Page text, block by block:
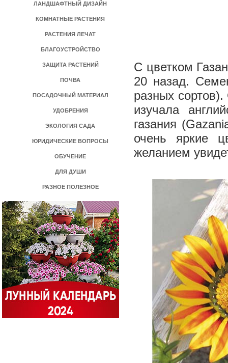
ЛАНДШАФТНЫЙ ДИЗАЙН
КОМНАТНЫЕ РАСТЕНИЯ
РАСТЕНИЯ ЛЕЧАТ
БЛАГОУСТРОЙСТВО
ЗАЩИТА РАСТЕНИЙ
ПОЧВА
ПОСАДОЧНЫЙ МАТЕРИАЛ
УДОБРЕНИЯ
ЭКОЛОГИЯ САДА
ЮРИДИЧЕСКИЕ ВОПРОСЫ
ОБУЧЕНИЕ
ДЛЯ ДУШИ
РАЗНОЕ ПОЛЕЗНОЕ
С цветком
20 назад.
разных
изучала
газания
очень яркие
желанием